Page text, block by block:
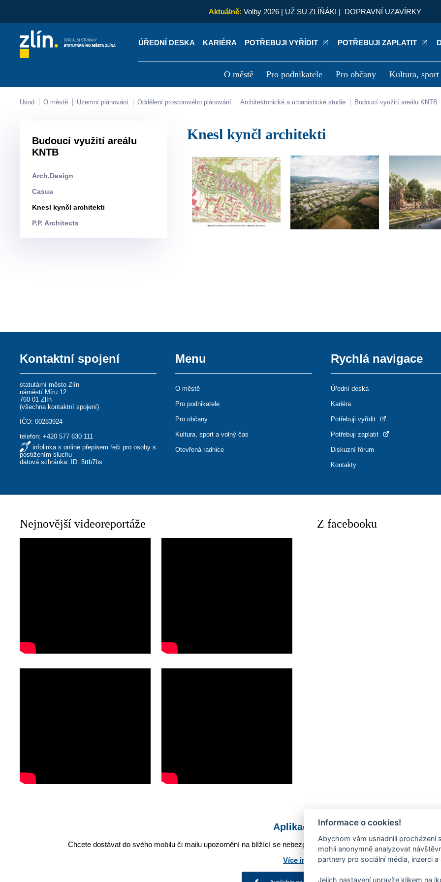
Aktuálně: Volby 2026 | UŽ SU ZLÍŇÁK! | DOPRAVNÍ UZAVÍRKY
ÚŘEDNÍ DESKA KARIÉRA POTŘEBUJI VYŘÍDIT POTŘEBUJI ZAPLATIT
O městě Pro podnikatele Pro občany Kultura, sport
Kontakty Úřední deska Kariéra
Úvod O městě Územní plánování Oddělení prostorového plánování Architektonické a urbanistické studie Budoucí využití areálu KNTB
Budoucí využití areálu
KNTB
Arch.Design
Casua
knesl kynčl architekti
P.P. Architects
knesl kynčl architekti
Kontaktní spojení
statutární město Zlín
náměstí Míru 12
760 01 Zlín
(všechna kontaktní spojení)
IČO: 00283924
telefon:+420 577 630 111
infolinka s online přepisem řeči pro osoby s
postižením sluchu
datová schránka: ID: 5ttb7bs
Menu
O městě
Pro podnikatele
Pro občany
Kultura, sport a volný čas
Otevřená radnice
Rychlá navigace
Úřední deska
Kariéra
Potřebuji vyřídit
Potřebuji zaplatit
Diskuzní fórum
Kontakty
Nejnovější videoreportáže Z facebooku
Aplikace Mobilní rozhlas
Chcete dostávat do svého mobilu či mailu upozornění na blížící se nebezpečí, odstávky, poruchy a výpadky
Více informací o aplikaci
Informace o cookies!
Abychom vám usnadnili procházení
mohli anonymně analyzovat
partnery pro sociální média, inzerci a
Jejich nastavení upravíte klikem na